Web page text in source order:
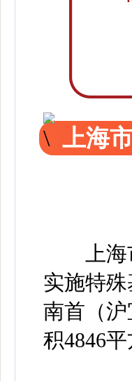
上海
上海市
实施特
南首（沪
积4846